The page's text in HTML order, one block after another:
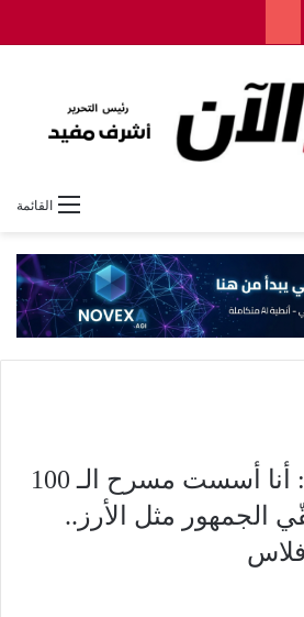
القائمة
محيي إسماعيل: أنا أسست مسرح الـ 100
الجمهور مثل الأرز..